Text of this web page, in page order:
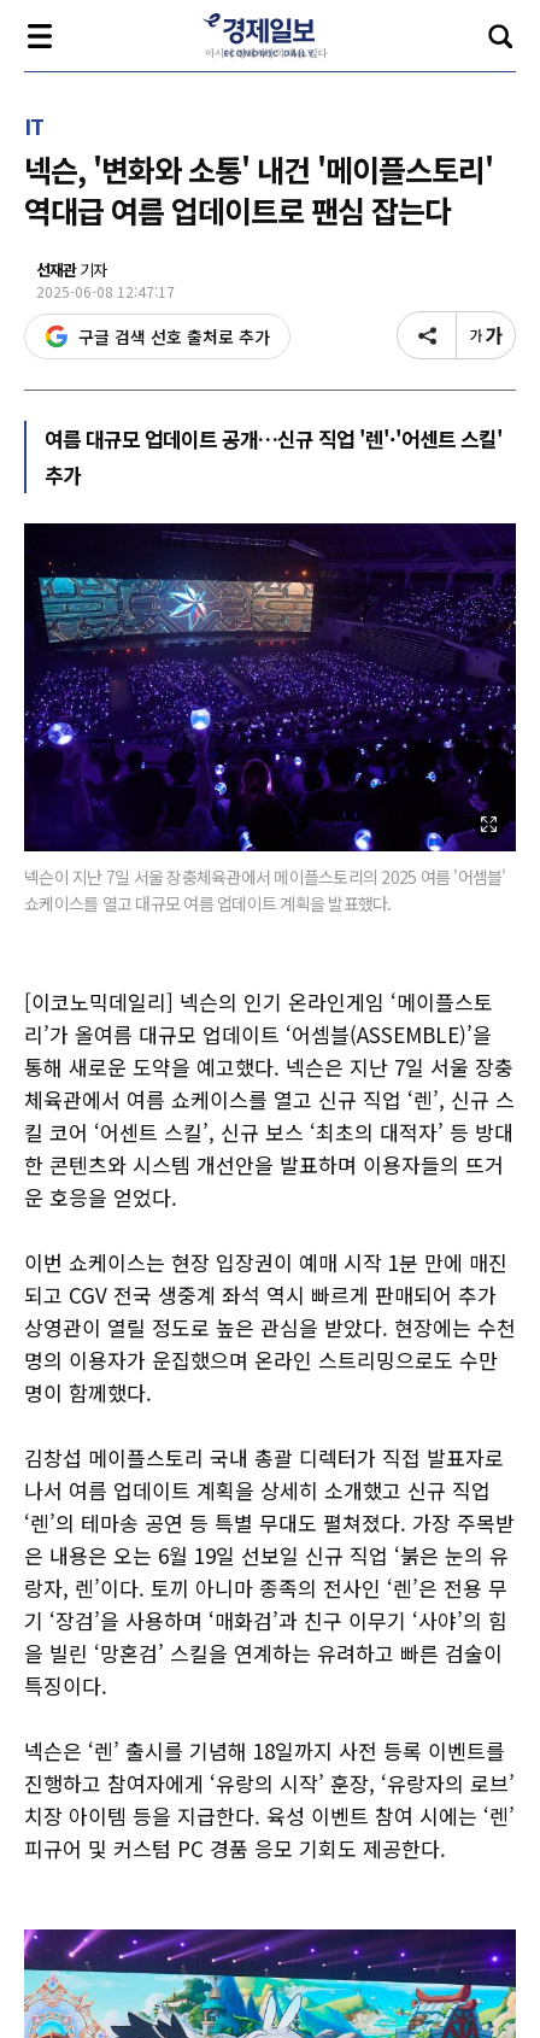
IT
넥슨, '변화와 소통' 내건 '메이플스토리'
역대급 여름 업데이트로 팬심 잡는다
선재관기자
2025-06-08 12:47:17
구글 검색 선호 출처로 추가
여름 대규모 업데이트 공개…신규 직업 '렌'·'어센트 스킬'
추가
넥슨이 지난 7일 서울 장충체육관에서 메이플스토리의 2025 여름 '어셈블'
쇼케이스를 열고 대규모 여름 업데이트 계획을 발표했다.
[이코노믹데일리] 넥슨의 인기 온라인게임 ‘메이플스토
리’가 올여름 대규모 업데이트 ‘어셈블(ASSEMBLE)’을
통해 새로운 도약을 예고했다. 넥슨은 지난 7일 서울 장충
체육관에서 여름 쇼케이스를 열고 신규 직업 ‘렌’, 신규 스
킬 코어 ‘어센트 스킬’, 신규 보스 ‘최초의 대적자’ 등 방대
한 콘텐츠와 시스템 개선안을 발표하며 이용자들의 뜨거
운 호응을 얻었다.
이번 쇼케이스는 현장 입장권이 예매 시작 1분 만에 매진
되고 CGV 전국 생중계 좌석 역시 빠르게 판매되어 추가
상영관이 열릴 정도로 높은 관심을 받았다. 현장에는 수천
명의 이용자가 운집했으며 온라인 스트리밍으로도 수만
명이 함께했다.
김창섭 메이플스토리 국내 총괄 디렉터가 직접 발표자로
나서 여름 업데이트 계획을 상세히 소개했고 신규 직업
‘렌’의 테마송 공연 등 특별 무대도 펼쳐졌다. 가장 주목받
은 내용은 오는 6월 19일 선보일 신규 직업 ‘붉은 눈의 유
랑자, 렌’이다. 토끼 아니마 종족의 전사인 ‘렌’은 전용 무
기 ‘장검’을 사용하며 ‘매화검’과 친구 이무기 ‘사야’의 힘
을 빌린 ‘망혼검’ 스킬을 연계하는 유려하고 빠른 검술이
특징이다.
넥슨은 ‘렌’ 출시를 기념해 18일까지 사전 등록 이벤트를
진행하고 참여자에게 ‘유랑의 시작’ 훈장, ‘유랑자의 로브’
치장 아이템 등을 지급한다. 육성 이벤트 참여 시에는 ‘렌’
피규어 및 커스텀 PC 경품 응모 기회도 제공한다.